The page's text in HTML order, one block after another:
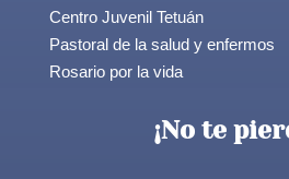
Centro Juvenil Tetuán
Pastoral de la salud y enfermos
Rosario por la vida
¡No te